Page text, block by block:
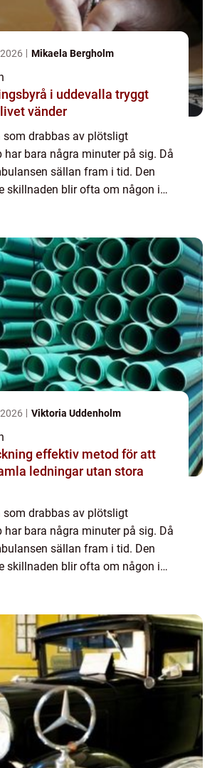
Mikaela Bergholm
i uddevalla tryggt
vänder
som drabbas av plötsligt
har bara några minuter på sig. Då
sällan fram i tid. Den
skillnaden blir ofta om någon i
Viktoria Uddenholm
metod för att
ledningar utan stora
som drabbas av plötsligt
har bara några minuter på sig. Då
sällan fram i tid. Den
skillnaden blir ofta om någon i